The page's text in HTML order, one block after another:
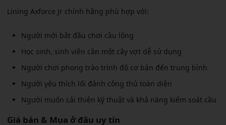
Lining Axforce Jr chính hãng phù hợp với:
Người mới bắt đầu chơi cầu lông
Học sinh, sinh viên cần một cây vợt dễ sử dụng
Người chơi phong trào trình độ cơ bản đến trung bình
Người yêu thích lối đánh công thủ toàn diện
Người muốn cải thiện kỹ thuật và khả năng kiểm soát cầu
Giá bán & Mua ở đâu uy tín